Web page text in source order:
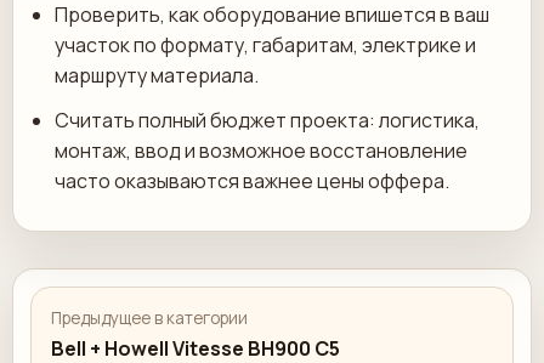
Проверить, как оборудование впишется в ваш
участок по формату, габаритам, электрике и
маршруту материала.
Считать полный бюджет проекта: логистика,
монтаж, ввод и возможное восстановление
часто оказываются важнее цены оффера.
Предыдущее в категории
Bell + Howell Vitesse BH900 C5